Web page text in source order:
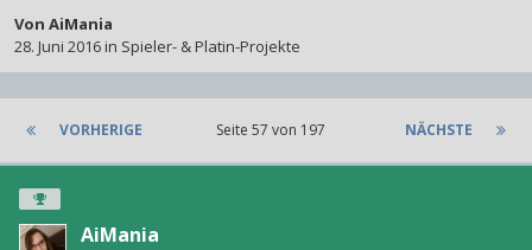
Von AiMania
28. Juni 2016in Spieler- & Platin-Projekte
VORHERIGE NÄCHSTE
Seite 57 von 197
AiMania